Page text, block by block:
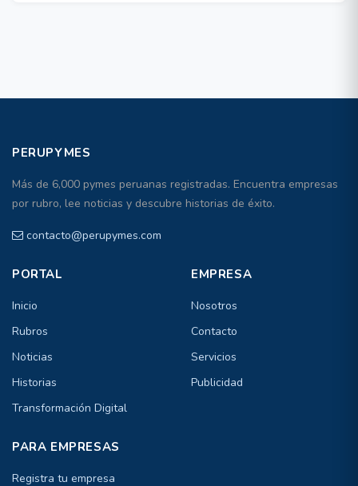
PERUPYMES
Más de 6,000 pymes peruanas registradas. Encuentra empresas
por rubro, lee noticias y descubre historias de éxito.
contacto@perupymes.com
PORTAL
Inicio
Rubros
Noticias
Historias
Transformación Digital
EMPRESA
Nosotros
Contacto
Servicios
Publicidad
PARA EMPRESAS
Registra tu empresa